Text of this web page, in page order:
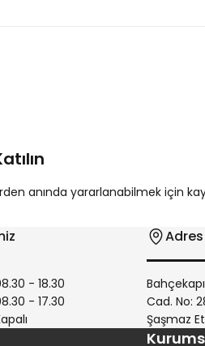
bulunuyor.
anında yararlanabilmek için
- 18.30
- 17.30
Cad. No:
Şaşmaz